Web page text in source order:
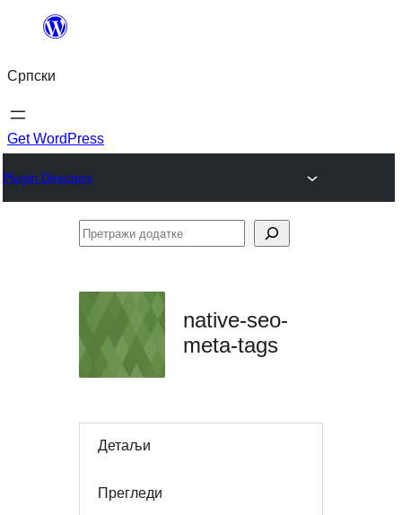
Скочи
садржај
Српски
Get WordPress
Plugin Directory
Претражи
native-seo-
meta-tags
Детаљи
Прегледи